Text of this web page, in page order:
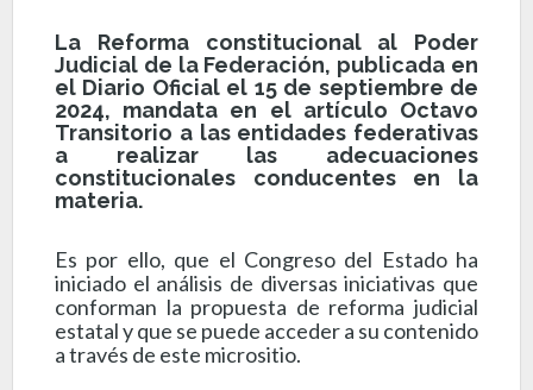
La Reforma constitucional al Poder
Judicial de la Federación, publicada en
el Diario Oficial el 15 de septiembre de
2024, mandata en el artículo Octavo
Transitorio a las entidades federativas
a realizar las adecuaciones
constitucionales conducentes en la
materia.
Es por ello, que el Congreso del Estado ha
iniciado el análisis de diversas iniciativas que
conforman la propuesta de reforma judicial
estatal y que se puede acceder a su contenido
a través de este micrositio.